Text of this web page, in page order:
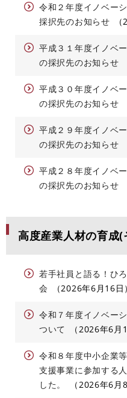
令和２年度イノベー
採択先のお知らせ
平成３１年度イノベ
の採択先のお知らせ
平成３０年度イノベ
の採択先のお知らせ
平成２９年度イノベ
の採択先のお知らせ
平成２８年度イノベ
の採択先のお知らせ
高度産業人材の育成(
若手社員と語る！ひ
会
2026年6月16日
令和７年度イノベー
ついて
2026年6月
令和８年度中小企業
支援事業に参加する
した。
2026年6月